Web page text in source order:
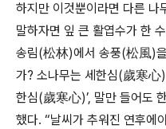
하지만 이것뿐이라면 다른 나
말하자면 잎 큰 활엽수가 한
송림(松林)에서 송풍(松風)
가? 소나무는 세한심(歲寒心)
한심(歲寒心)’, 말만 들어도
했다. “날씨가 추워진 연후에